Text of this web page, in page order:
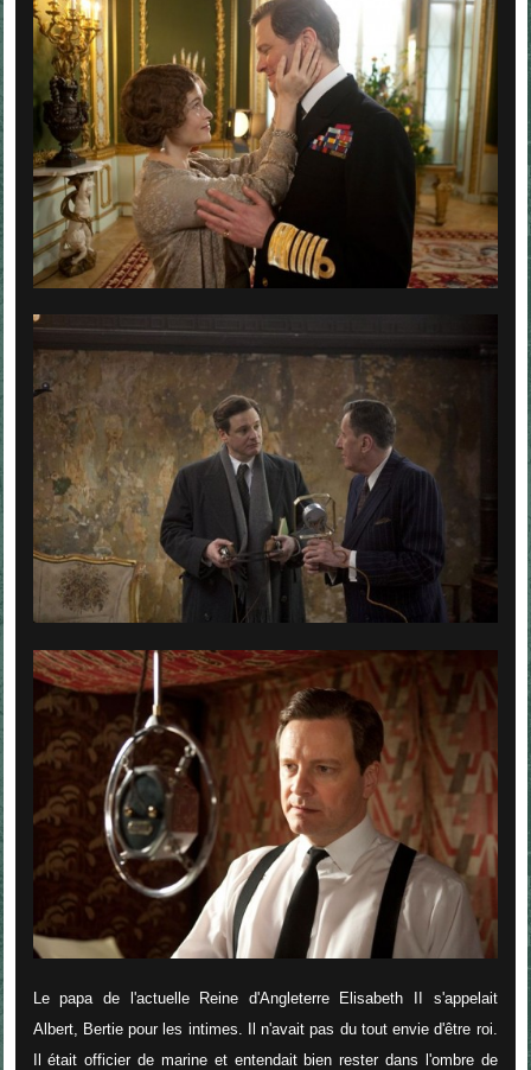
Le papa de l'actuelle Reine d'Angleterre Elisabeth II s'appelait
Albert, Bertie pour les intimes. Il n'avait pas du tout envie d'être roi.
Il était officier de marine et entendait bien rester dans l'ombre de